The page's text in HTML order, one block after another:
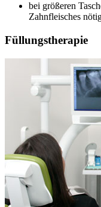
bei größeren
Zahnfleisches
Füllungstherapie